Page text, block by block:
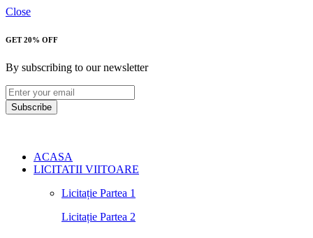
Close
GET 20% OFF
By subscribing to our newsletter
Subscribe
ACASA
LICITATII VIITOARE
Licitație Partea 1
Licitație Partea 2